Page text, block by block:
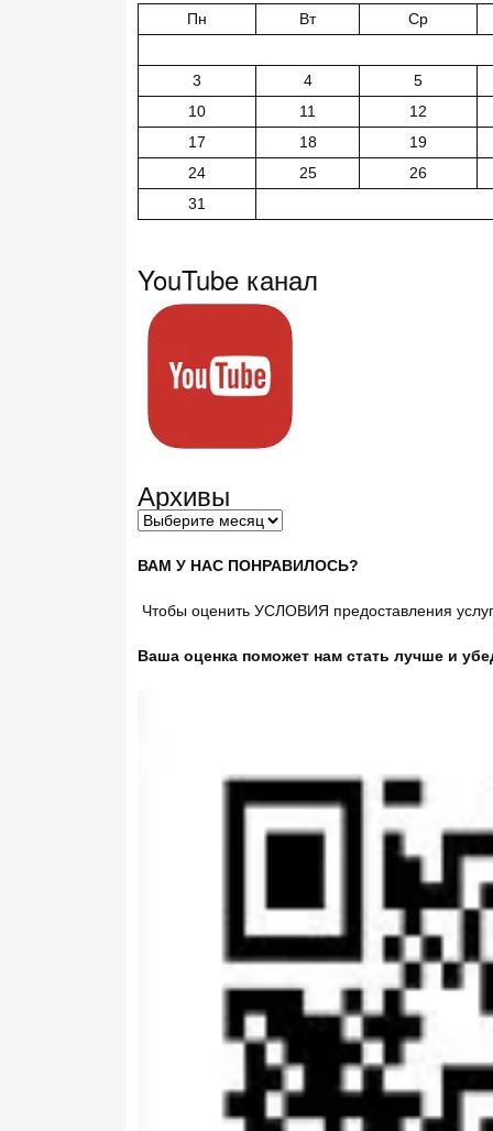
Пн Вт Ср
3 4
5
10
11
12
17
18
19
24
25
26
31
YouTube канал
Архивы
ВАМ У НАС ПОНРАВИЛОСЬ?
Чтобы оценить УСЛОВИЯ предоставления
Ваша оценка поможет нам стать лучше и